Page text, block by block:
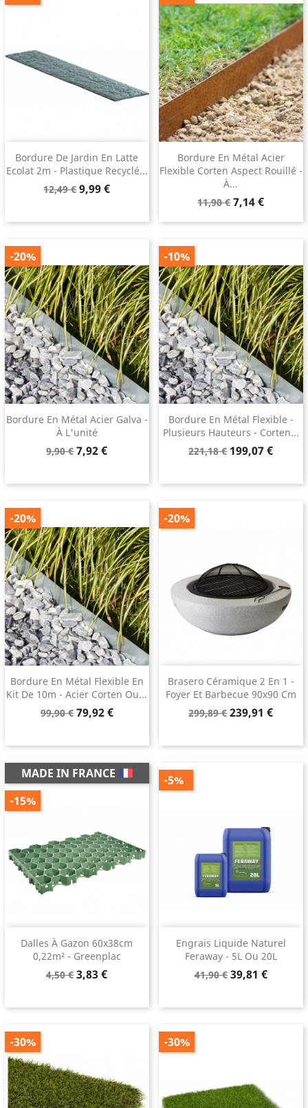
Bordure De Jardin En Latte
Ecolat 2m - Plastique Recyclé...
Prix
12,49 €Prix
9,99 €
Bordure En Métal Acier
Flexible Corten Aspect Rouillé -
À...
Prix
base
11,90 €Prix
7,14 €
Bordure En Métal Acier Galva -
À L'unité
Prix
9,90 €Prix
7,92 €
-20%
Bordure En Métal Flexible -
Plusieurs Hauteurs - Corten...
Prix
221,18 € Prix
199,07 €
-10%
Bordure En Métal Flexible En
Kit De 10m - Acier Corten Ou...
Prix
99,90 € Prix
79,92 €
-20%
Brasero Céramique 2 En 1 -
Foyer Et Barbecue 90x90 Cm
Prix
299,89 €Prix
239,91 €
-20%
Dalles À Gazon 60x38cm
0,22m² - Greenplac
Prix
4,50 €Prix
3,83 €
MADE IN FRANCE
-15%
Engrais Liquide Naturel
Feraway - 5L Ou 20L
Prix
41,90 € Prix
39,81 €
-5%
-30% -30%